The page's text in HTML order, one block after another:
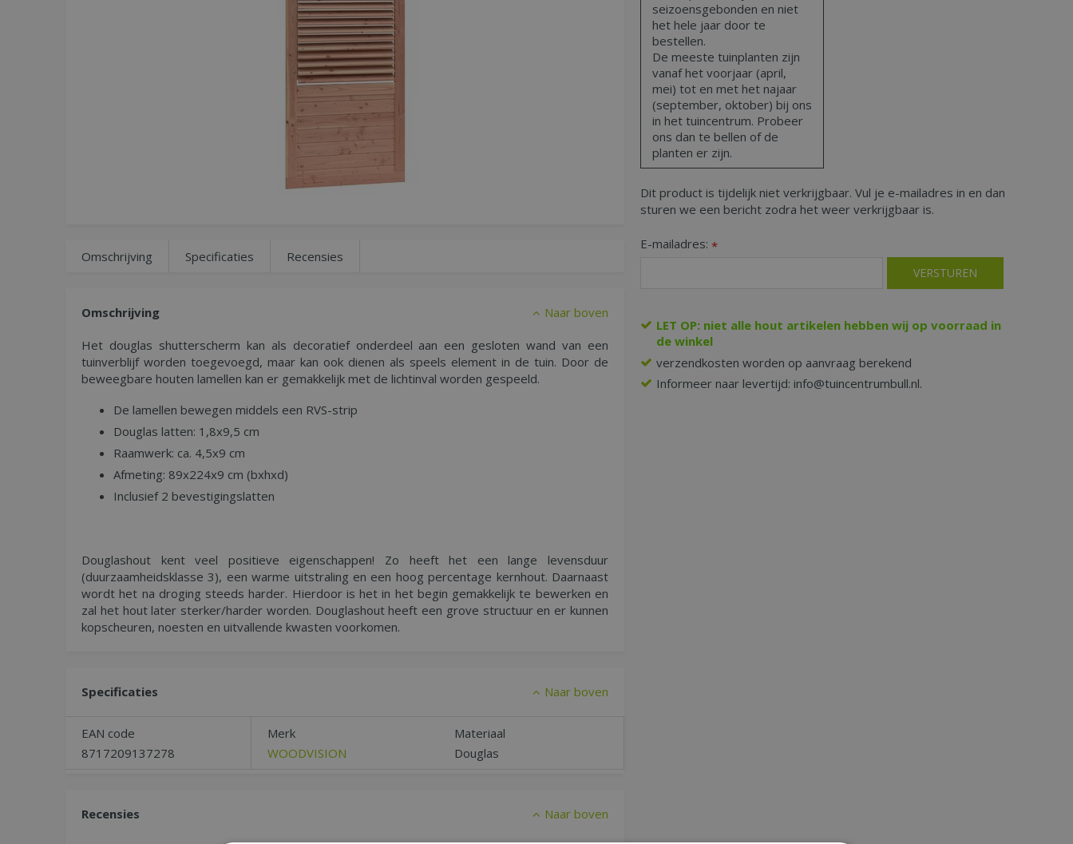
seizoensgebonden en niet
het hele jaar door te
bestellen.
De meeste tuinplanten zijn
vanaf het voorjaar (april,
mei) tot en met het najaar
(september, oktober) bij ons
in het tuincentrum. Probeer
ons dan te bellen of de
planten er zijn.
Dit product is tijdelijk niet verkrijgbaar. Vul je e-mailadres in en dan
sturen we een bericht zodra het weer verkrijgbaar is.
E-mailadres: *
LET OP: niet alle hout artikelen hebben wij op voorraad in
de winkel
verzendkosten worden op aanvraag berekend
Informeer naar levertijd: info@tuincentrumbull.nl.
Omschrijving Specificaties Recensies
Omschrijving Naar boven
Het douglas shutterscherm kan als decoratief onderdeel aan een gesloten wand van een
tuinverblijf worden toegevoegd, maar kan ook dienen als speels element in de tuin. Door de
beweegbare houten lamellen kan er gemakkelijk met de lichtinval worden gespeeld.
De lamellen bewegen middels een RVS-strip
Douglas latten: 1,8x9,5 cm
Raamwerk: ca. 4,5x9 cm
Afmeting: 89x224x9 cm (bxhxd)
Inclusief 2 bevestigingslatten
Douglashout kent veel positieve eigenschappen! Zo heeft het een lange levensduur
(duurzaamheidsklasse 3), een warme uitstraling en een hoog percentage kernhout. Daarnaast
wordt het na droging steeds harder. Hierdoor is het in het begin gemakkelijk te bewerken en
zal het hout later sterker/harder worden. Douglashout heeft een grove structuur en er kunnen
kopscheuren, noesten en uitvallende kwasten voorkomen.
Specificaties Naar boven
EAN code
8717209137278
Merk
WOODVISION
Materiaal
Douglas
Recensies Naar boven